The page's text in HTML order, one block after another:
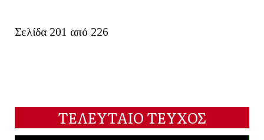
Σελίδα 201 από 226
ΤΕΛΕΥΤΑΙΟ ΤΕΥΧΟΣ